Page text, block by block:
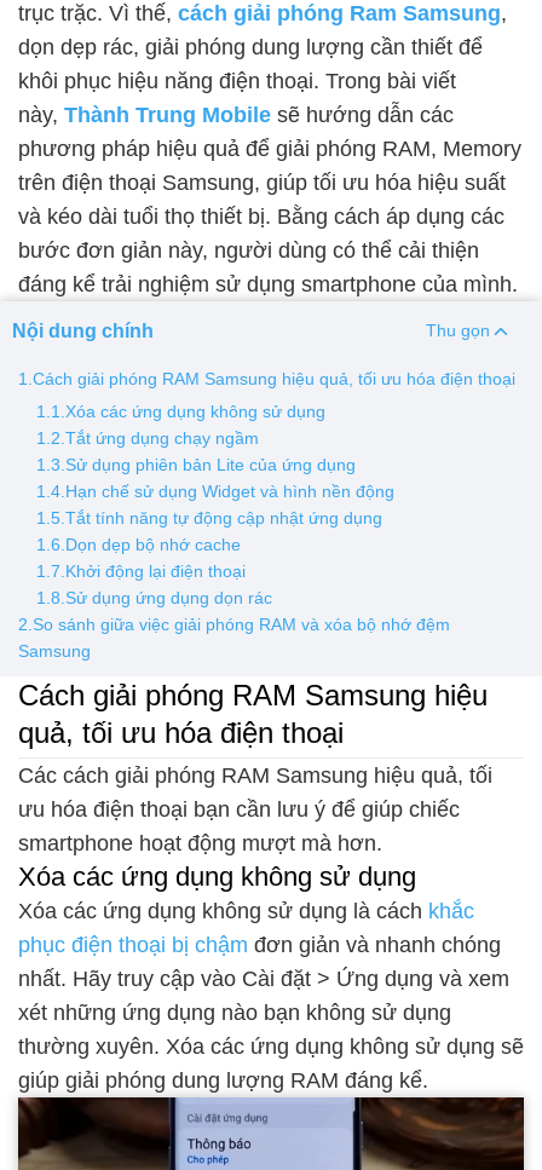
Màn hình Vsmart Màn hình Google Pixel
Thay pin
Pin iPhone Pin Samsumg Pin Oppo Pin Xiaomi
Pin Realme
Thay vỏ
Vỏ iPhone Vỏ Samsung Vỏ Xiaomi Vỏ Oppo
Vỏ Huawei Vỏ Vivo
trục trặc. Vì thế, cách giải phóng Ram Samsung,
dọn dẹp rác, giải phóng dung lượng cần thiết để
khôi phục hiệu năng điện thoại. Trong bài viết
này, Thành Trung Mobile sẽ hướng dẫn các
phương pháp hiệu quả để giải phóng RAM, Memory
trên điện thoại Samsung, giúp tối ưu hóa hiệu suất
và kéo dài tuổi thọ thiết bị. Bằng cách áp dụng các
bước đơn giản này, người dùng có thể cải thiện
đáng kể trải nghiệm sử dụng smartphone của mình.
Nội dung chính Thu gọn
1.Cách giải phóng RAM Samsung hiệu quả, tối ưu hóa điện thoại
1.1.Xóa các ứng dụng không sử dụng
1.2.Tắt ứng dụng chạy ngầm
1.3.Sử dụng phiên bản Lite của ứng dụng
1.4.Hạn chế sử dụng Widget và hình nền động
1.5.Tắt tính năng tự động cập nhật ứng dụng
1.6.Dọn dẹp bộ nhớ cache
1.7.Khởi động lại điện thoại
1.8.Sử dụng ứng dụng dọn rác
2.So sánh giữa việc giải phóng RAM và xóa bộ nhớ đệm
Samsung
Cách giải phóng RAM Samsung hiệu
quả, tối ưu hóa điện thoại
Các cách giải phóng RAM Samsung hiệu quả, tối
ưu hóa điện thoại bạn cần lưu ý để giúp chiếc
smartphone hoạt động mượt mà hơn.
Xóa các ứng dụng không sử dụng
Xóa các ứng dụng không sử dụng là cách khắc
phục điện thoại bị chậm đơn giản và nhanh chóng
nhất. Hãy truy cập vào Cài đặt > Ứng dụng và xem
xét những ứng dụng nào bạn không sử dụng
thường xuyên. Xóa các ứng dụng không sử dụng sẽ
giúp giải phóng dung lượng RAM đáng kể.